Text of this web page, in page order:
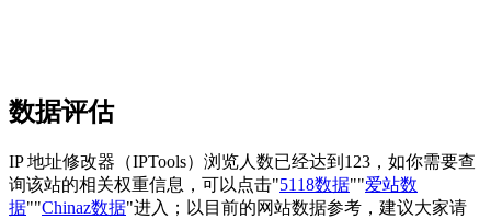
数据评估
IP 地址修改器（IPTools）浏览人数已经达到123，如你需要查
询该站的相关权重信息，可以点击"5118数据""爱站数
据""Chinaz数据"进入；以目前的网站数据参考，建议大家请